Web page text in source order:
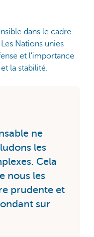
dans le cadre
Nations unies
et l'importance
la stabilité.
ne
les
Cela
nous les
prudente et
sur